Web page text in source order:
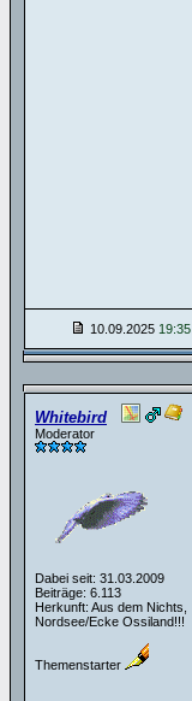
10.09.2025 19:35
Whitebird
Moderator
Dabei seit: 31.03.2009
Beiträge: 6.113
Herkunft: Aus dem Nichts,
Nordsee/Ecke Ossiland!!!
Themenstarter